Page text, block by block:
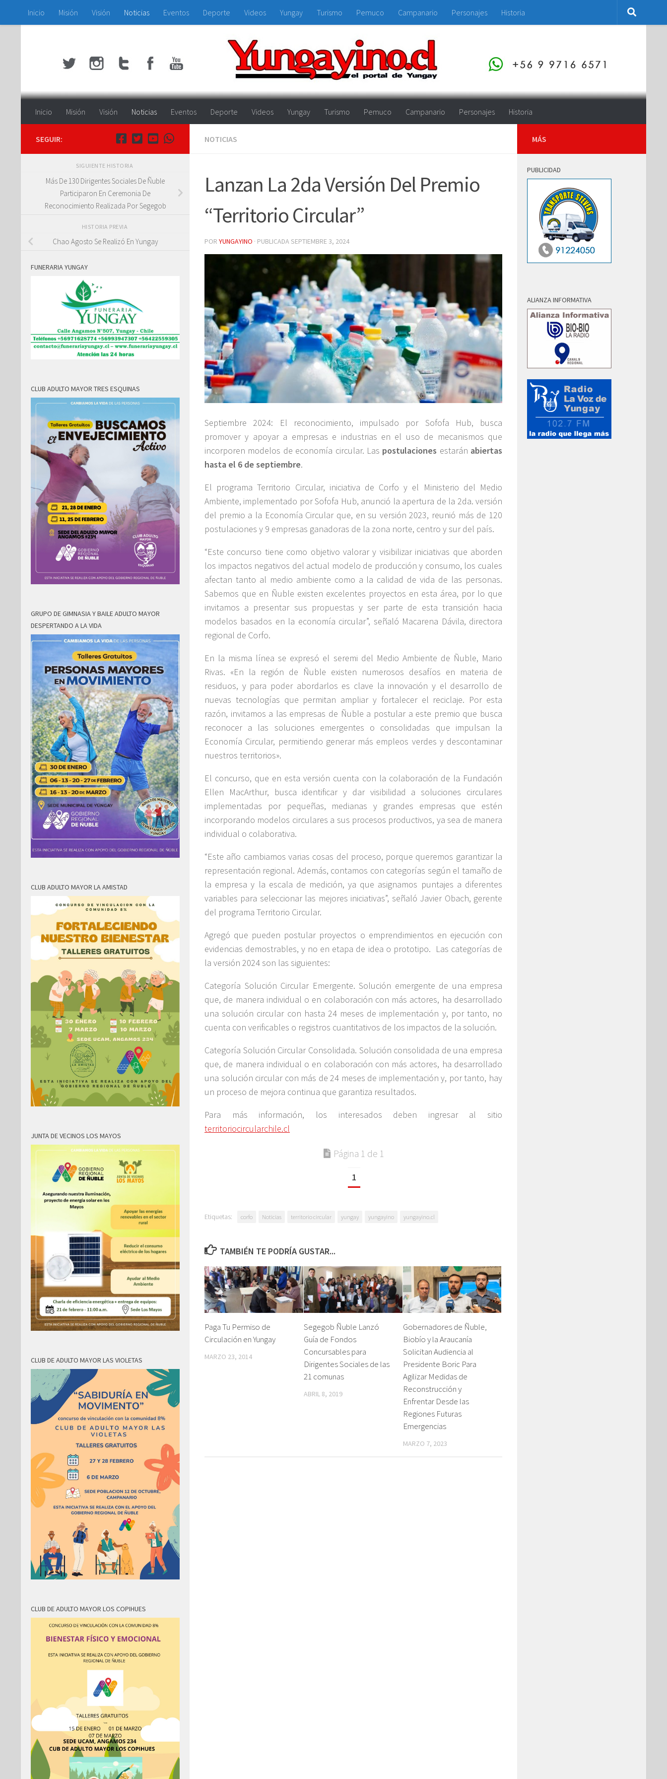
Saltar al contenido
Inicio Misión Visión Noticias Eventos Deporte Videos Yungay Turismo Pemuco Campanario Personajes Historia
Inicio Misión Visión Noticias Eventos Deporte Videos Yungay Turismo Pemuco Campanario Personajes Historia
NOTICIAS
Lanzan La 2da Versión Del Premio
“Territorio Circular”
POR YUNGAYINO · PUBLICADASEPTIEMBRE 3, 2024
Septiembre 2024: El reconocimiento, impulsado por Sofofa Hub, busca
promover y apoyar a empresas e industrias en el uso de mecanismos que
incorporen modelos de economía circular. Las postulaciones estarán abiertas
hasta el 6 de septiembre.
El programa Territorio Circular, iniciativa de Corfo y el Ministerio del Medio
Ambiente, implementado por Sofofa Hub, anunció la apertura de la 2da. versión
del premio a la Economía Circular que, en su versión 2023, reunió más de 120
postulaciones y 9 empresas ganadoras de la zona norte, centro y sur del país.
“Este concurso tiene como objetivo valorar y visibilizar iniciativas que aborden
los impactos negativos del actual modelo de producción y consumo, los cuales
afectan tanto al medio ambiente como a la calidad de vida de las personas.
Sabemos que en Ñuble existen excelentes proyectos en esta área, por lo que
invitamos a presentar sus propuestas y ser parte de esta transición hacia
modelos basados en la economía circular”, señaló Macarena Dávila, directora
regional de Corfo.
En la misma línea se expresó el seremi del Medio Ambiente de Ñuble, Mario
Rivas. «En la región de Ñuble existen numerosos desafíos en materia de
residuos, y para poder abordarlos es clave la innovación y el desarrollo de
nuevas tecnologías que permitan ampliar y fortalecer el reciclaje. Por esta
razón, invitamos a las empresas de Ñuble a postular a este premio que busca
reconocer a las soluciones emergentes o consolidadas que impulsan la
Economía Circular, permitiendo generar más empleos verdes y descontaminar
nuestros territorios».
El concurso, que en esta versión cuenta con la colaboración de la Fundación
Ellen MacArthur, busca identificar y dar visibilidad a soluciones circulares
implementadas por pequeñas, medianas y grandes empresas que estén
incorporando modelos circulares a sus procesos productivos, ya sea de manera
individual o colaborativa.
“Este año cambiamos varias cosas del proceso, porque queremos garantizar la
representación regional. Además, contamos con categorías según el tamaño de
la empresa y la escala de medición, ya que asignamos puntajes a diferentes
variables para seleccionar las mejores iniciativas”, señaló Javier Obach, gerente
del programa Territorio Circular.
Agregó que pueden postular proyectos o emprendimientos en ejecución con
evidencias demostrables, y no en etapa de idea o prototipo. Las categorías de
la versión 2024 son las siguientes:
Categoría Solución Circular Emergente. Solución emergente de una empresa
que, de manera individual o en colaboración con más actores, ha desarrollado
una solución circular con hasta 24 meses de implementación y, por tanto, no
cuenta con verificables o registros cuantitativos de los impactos de la solución.
Categoría Solución Circular Consolidada. Solución consolidada de una empresa
que, de manera individual o en colaboración con más actores, ha desarrollado
una solución circular con más de 24 meses de implementación y, por tanto, hay
un proceso de mejora continua que garantiza resultados.
Para más información, los interesados deben ingresar al sitio
territoriocircularchile.cl
Página 1 de 1
1
Etiquetas: corfo Noticias territorio circular yungay yungayino yungayino.cl
TAMBIÉN TE PODRÍA GUSTAR...
Paga Tu Permiso de
Circulación en Yungay
MARZO 23, 2014
Segegob Ñuble Lanzó
Guía de Fondos
Concursables para
Dirigentes Sociales de las
21 comunas
ABRIL 8, 2019
Gobernadores de Ñuble,
Biobío y la Araucanía
Solicitan Audiencia al
Presidente Boric Para
Agilizar Medidas de
Reconstrucción y
Enfrentar Desde las
Regiones Futuras
Emergencias
MARZO 7, 2023
SEGUIR:
SIGUIENTE HISTORIA
Más De 130 Dirigentes Sociales De Ñuble
Participaron En Ceremonia De
Reconocimiento Realizada Por Segegob
HISTORIA PREVIA
Chao Agosto Se Realizó En Yungay
FUNERARIA YUNGAY
CLUB ADULTO MAYOR TRES ESQUINAS
GRUPO DE GIMNASIA Y BAILE ADULTO MAYOR
DESPERTANDO A LA VIDA
CLUB ADULTO MAYOR LA AMISTAD
JUNTA DE VECINOS LOS MAYOS
CLUB DE ADULTO MAYOR LAS VIOLETAS
CLUB DE ADULTO MAYOR LOS COPIHUES
MÁS
PUBLICIDAD
ALIANZA INFORMATIVA